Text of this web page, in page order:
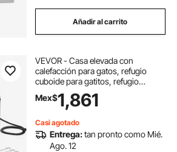
Añadir al carrito
VEVOR - Casa elevada con
calefacción para gatos, refugio
cuboide para gatitos, refugio
plegable de tela Oxford 900D con
almohadilla térmica para
mantenerlos cálidos y cómodos en
invierno, color verde (medio)
Mex$1,861
Casi agotado
Entrega:tan pronto como Mié.
Ago. 12